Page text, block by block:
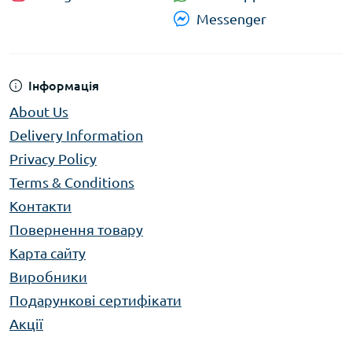
У металообробці, електромонтажі,
меблевому виробництві;
У майстернях, автосервісах і промислових
цехах.
У каталозіFranKraft
ножиць — від компактних побутових до
потужних професійних моделей. Оберіть
точність, гостроту та зручність у кожному зрізі!
Інформація
About Us
Delivery Information
Privacy Policy
Terms & Conditions
Контакти
Повернення товару
Карта сайту
Виробники
Подарункові сертифікати
Акції
Messenger